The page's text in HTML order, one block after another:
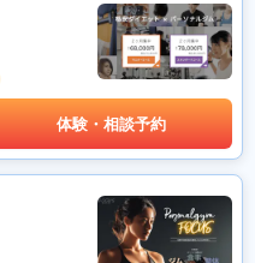
体験・相談予約